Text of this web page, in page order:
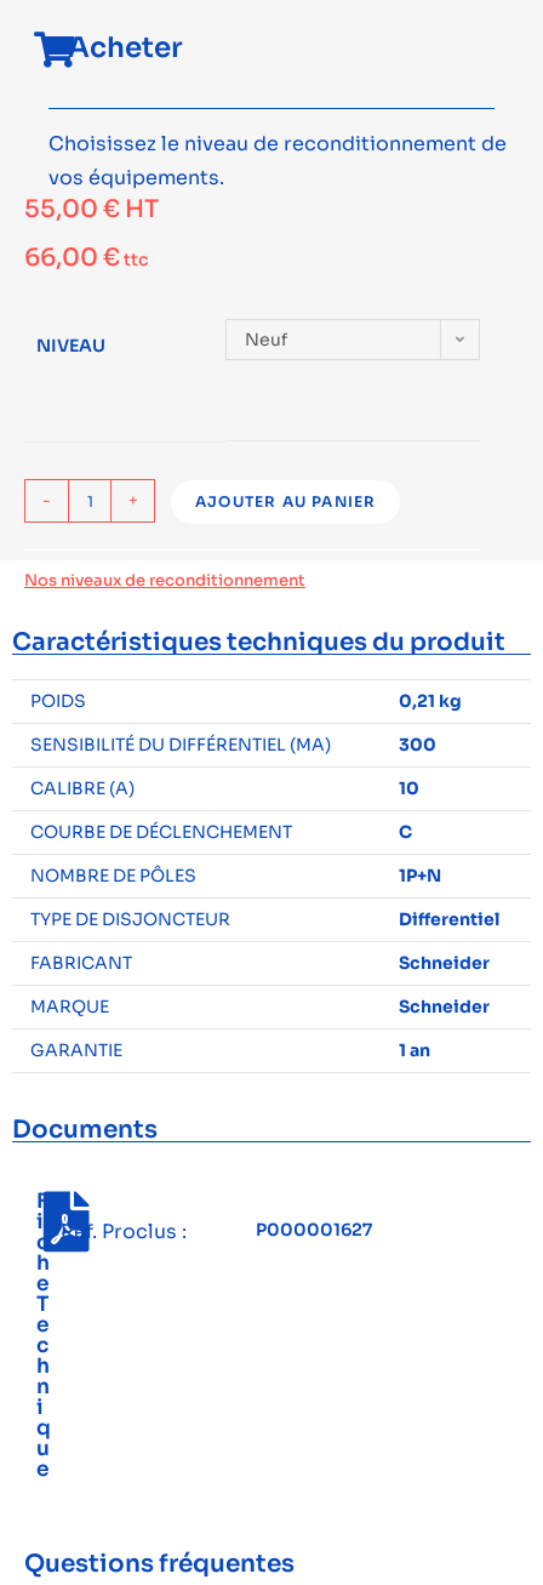
Acheter
Choisissez le niveau de reconditionnement de
vos équipements.
55,00 € HT
66,00 €ttc
NIVEAU Neuf
- + AJOUTER AU PANIER
Nos niveaux de reconditionnement
Caractéristiques techniques du produit
POIDS
0,21 kg
SENSIBILITÉ DU DIFFÉRENTIEL (MA)
300
CALIBRE (A)
10
COURBE DE DÉCLENCHEMENT
C
NOMBRE DE PÔLES
1P+N
TYPE DE DISJONCTEUR
Differentiel
FABRICANT
Schneider
MARQUE
Schneider
GARANTIE
1 an
Documents
F
i
c
h
e
T
e
c
h
n
i
q
u
e
Réf. Proclus : P000001627
Questions fréquentes